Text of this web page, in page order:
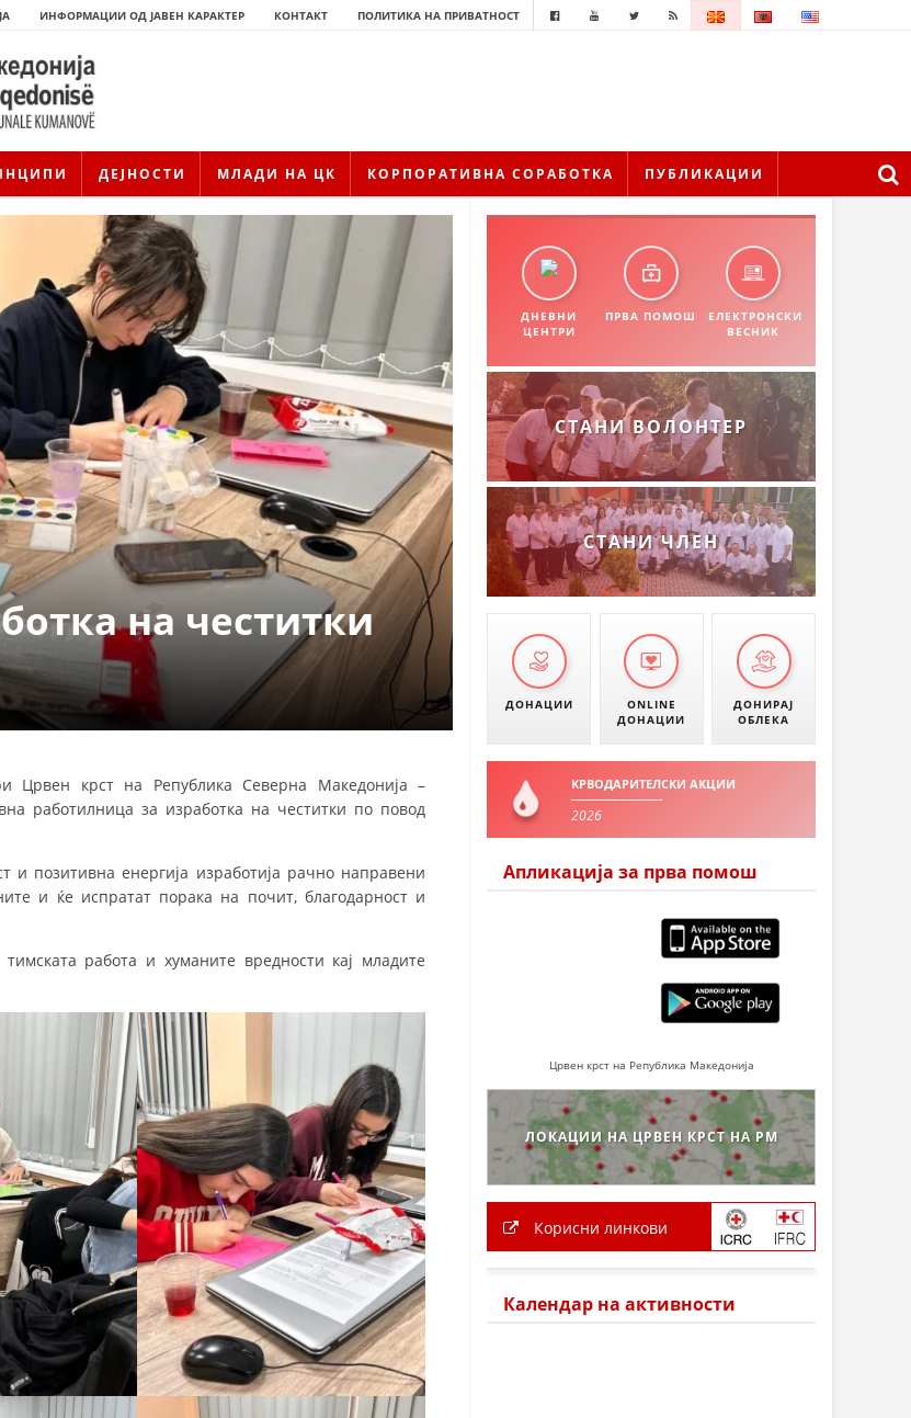
ИНФОРМАЦИИ ОД ЈАВЕН КАРАКТЕР КОНТАКТ ПОЛИТИКА НА ПРИВАТНОСТ
ДЕЈНОСТИ МЛАДИ НА ЦК КОРПОРАТИВНА СОРАБОТКА ПУБЛИКАЦИИ
ИСТОРИЈАТ НА ЦКРМ
ИСТОРИЈАТ НА ДВИЖЕЊЕТО
ПОСТАВЕНОСТ – ОПШТИНСКА ОРГАНИЗАЦИЈА КУМАНОВО
КОНТАКТ ИНФОРМАЦИИ
ЗАКОН ЗА ЦКРМ
СТАТУТ НА ЦКРМ
ОРГАНИЗАЦИЈА И РАЗВОЈ
ДИСЕМИНАЦИЈА
MЕЃУНАРОДНО ХУМАНИТАРНО ПРАВО
ПРОМОЦИЈА НА ХУМАНИ ВРЕДНОСТИ
УПОТРЕБА И ЗАШТИТА НА АМБЛЕМОТ
СОЦИЈАЛНО ХУМАНИТАРНА ДЕЈНОСТ
КАКО ДА ДОНИРАТЕ
ПОДГОТВЕНОСТ И ДЕЈСТВО ПРИ КАТАСТРОФИ
ТИМ ЗА ОДГОВОР ПРИ КАТАСТРОФИ ПРИ ООЦК КУМАНОВО
ОДНОСИ СО ЈАВНОСТ
ИСТРАЖУВАЊЕ НА ЈАВНО МИСЛЕЊЕ
МЕЃУНАРОДНА СОРАБОТКА
на честитки
Црвен крст на Република Северна Македонија –
работилница за изработка на честитки по повод
и позитивна енергија изработија рачно направени
и ќе испратат порака на почит, благодарност и
тимската работа и хуманите вредности кај младите
ДНЕВНИ
ЦЕНТРИ
ПРВА ПОМОШ
ЕЛЕКТРОНСКИ
ВЕСНИК
СТАНИ ВОЛОНТЕР
СТАНИ ЧЛЕН
ДОНАЦИИ
ONLINE
ДОНАЦИИ
ДОНИРАЈ
ОБЛЕКА
КРВОДАРИТЕЛСКИ АКЦИИ
2026
Апликација за прва помош
Црвен крст на Република Македонија
ЛОКАЦИИ НА ЦРВЕН КРСТ НА РМ
Корисни линкови
Календар на активности